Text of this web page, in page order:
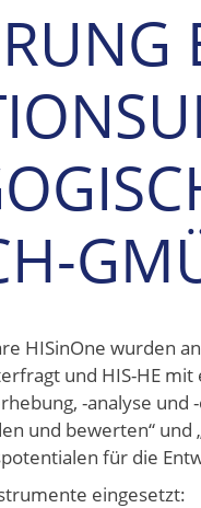
HISinOne wurden
und HIS-HE
-analyse
und bewerten“
für die
eingesetzt: